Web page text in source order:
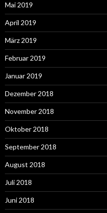
Mai 2019
April 2019
März 2019
Februar 2019
Januar 2019
Dezember 2018
November 2018
Oktober 2018
September 2018
August 2018
Juli 2018
Juni 2018